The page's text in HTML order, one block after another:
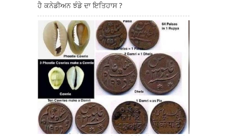
ਹੈ ਕਨੇਡੀਅਨ ਝੰਡੇ ਦਾ ਇਤਿਹਾਸ ?